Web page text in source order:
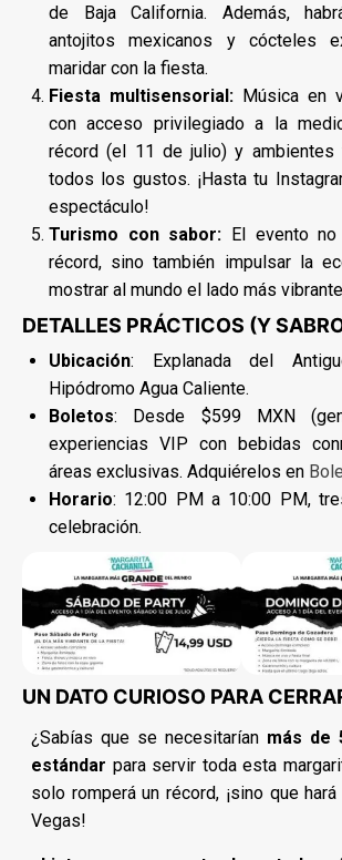
de Baja California. Además,
antojitos mexicanos y cócteles
maridar con la fiesta.
Fiesta multisensorial: Música en
con acceso privilegiado a la
récord (el 11 de julio) y ambientes
todos los gustos. ¡Hasta tu
espectáculo!
Turismo con sabor: El evento
récord, sino también impulsar la
mostrar al mundo el lado más
DETALLES PRÁCTICOS (Y
Ubicación: Explanada del
Hipódromo Agua Caliente.
Boletos: Desde $599 MXN
experiencias VIP con bebidas
áreas exclusivas. Adquiérelos en
Horario: 12:00 PM a 10:00 PM,
celebración.
UN DATO CURIOSO PARA
¿Sabías que se necesitarían más de
estándar para servir toda esta
solo romperá un récord, ¡sino que
Vegas!